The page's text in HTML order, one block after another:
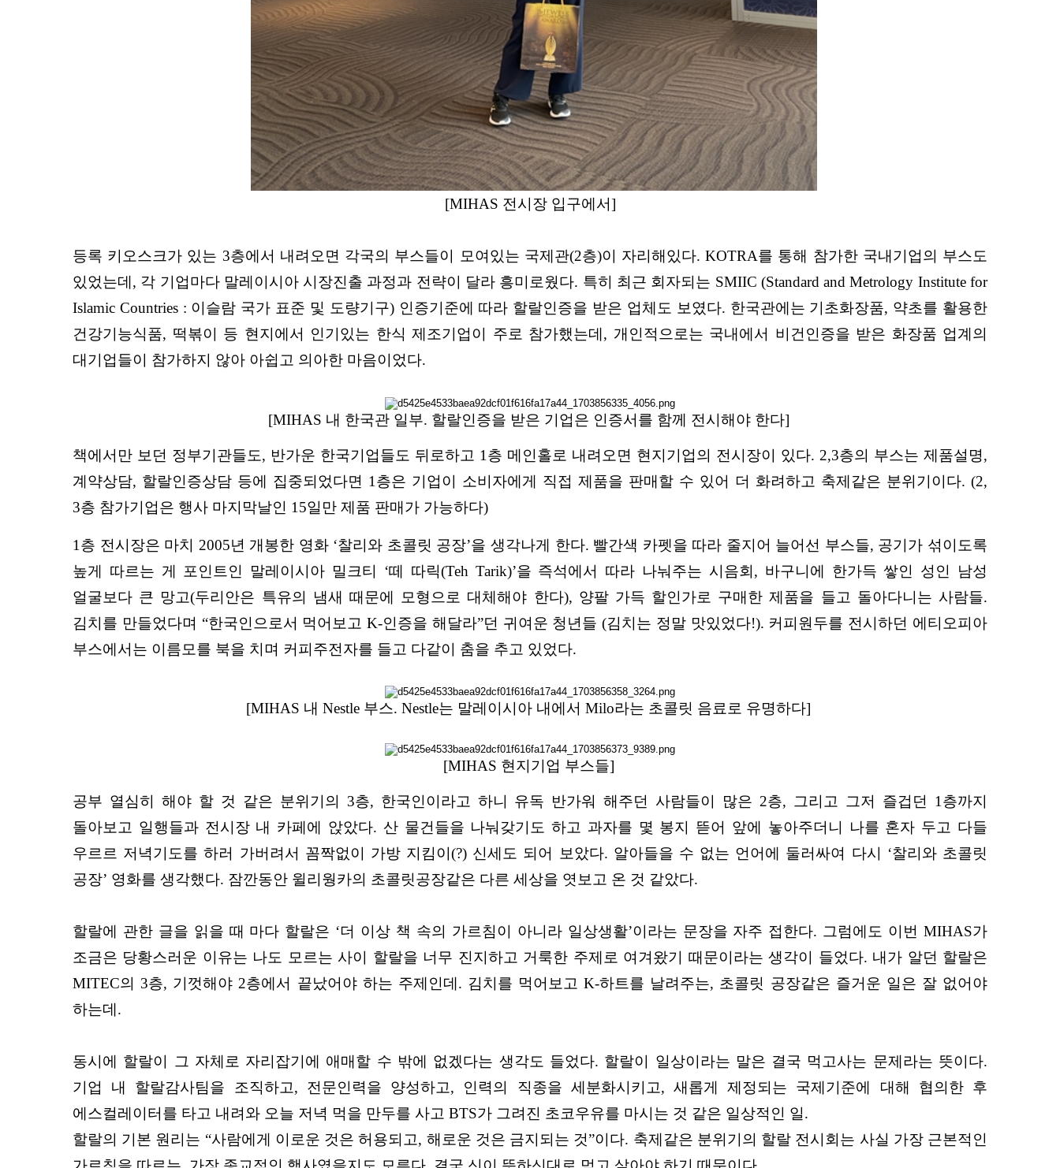
[MIHAS 전시장 입구에서]
등록 키오스크가 있는 3층에서 내려오면 각국의 부스들이 모여있는 국제관(2층)이 자리해있다. KOTRA를 통해 참가한 국내기업의 부스도
있었는데, 각 기업마다 말레이시아 시장진출 과정과 전략이 달라 흥미로웠다. 특히 최근 회자되는 SMIIC (Standard and Metrology Institute for
Islamic Countries : 이슬람 국가 표준 및 도량기구) 인증기준에 따라 할랄인증을 받은 업체도 보였다. 한국관에는 기초화장품, 약초를 활용한
건강기능식품, 떡볶이 등 현지에서 인기있는 한식 제조기업이 주로 참가했는데, 개인적으로는 국내에서 비건인증을 받은 화장품 업계의
대기업들이 참가하지 않아 아쉽고 의아한 마음이었다.
[MIHAS 내 한국관 일부. 할랄인증을 받은 기업은 인증서를 함께 전시해야 한다]
책에서만 보던 정부기관들도, 반가운 한국기업들도 뒤로하고 1층 메인홀로 내려오면 현지기업의 전시장이 있다. 2,3층의 부스는 제품설명,
계약상담, 할랄인증상담 등에 집중되었다면 1층은 기업이 소비자에게 직접 제품을 판매할 수 있어 더 화려하고 축제같은 분위기이다. (2,
3층 참가기업은 행사 마지막날인 15일만 제품 판매가 가능하다)
1층 전시장은 마치 2005년 개봉한 영화 ‘찰리와 초콜릿 공장’을 생각나게 한다. 빨간색 카펫을 따라 줄지어 늘어선 부스들, 공기가 섞이도록
높게 따르는 게 포인트인 말레이시아 밀크티 ‘떼 따릭(Teh Tarik)’을 즉석에서 따라 나눠주는 시음회, 바구니에 한가득 쌓인 성인 남성
얼굴보다 큰 망고(두리안은 특유의 냄새 때문에 모형으로 대체해야 한다), 양팔 가득 할인가로 구매한 제품을 들고 돌아다니는 사람들.
김치를 만들었다며 “한국인으로서 먹어보고 K-인증을 해달라”던 귀여운 청년들 (김치는 정말 맛있었다!). 커피원두를 전시하던 에티오피아
부스에서는 이름모를 북을 치며 커피주전자를 들고 다같이 춤을 추고 있었다.
[MIHAS 내 Nestle 부스. Nestle는 말레이시아 내에서 Milo라는 초콜릿 음료로 유명하다]
[MIHAS 현지기업 부스들]
공부 열심히 해야 할 것 같은 분위기의 3층, 한국인이라고 하니 유독 반가워 해주던 사람들이 많은 2층, 그리고 그저 즐겁던 1층까지
돌아보고 일행들과 전시장 내 카페에 앉았다. 산 물건들을 나눠갖기도 하고 과자를 몇 봉지 뜯어 앞에 놓아주더니 나를 혼자 두고 다들
우르르 저녁기도를 하러 가버려서 꼼짝없이 가방 지킴이(?) 신세도 되어 보았다. 알아들을 수 없는 언어에 둘러싸여 다시 ‘찰리와 초콜릿
공장’ 영화를 생각했다. 잠깐동안 윌리웡카의 초콜릿공장같은 다른 세상을 엿보고 온 것 같았다.
할랄에 관한 글을 읽을 때 마다 할랄은 ‘더 이상 책 속의 가르침이 아니라 일상생활’이라는 문장을 자주 접한다. 그럼에도 이번 MIHAS가
조금은 당황스러운 이유는 나도 모르는 사이 할랄을 너무 진지하고 거룩한 주제로 여겨왔기 때문이라는 생각이 들었다. 내가 알던 할랄은
MITEC의 3층, 기껏해야 2층에서 끝났어야 하는 주제인데. 김치를 먹어보고 K-하트를 날려주는, 초콜릿 공장같은 즐거운 일은 잘 없어야
하는데.
동시에 할랄이 그 자체로 자리잡기에 애매할 수 밖에 없겠다는 생각도 들었다. 할랄이 일상이라는 말은 결국 먹고사는 문제라는 뜻이다.
기업 내 할랄감사팀을 조직하고, 전문인력을 양성하고, 인력의 직종을 세분화시키고, 새롭게 제정되는 국제기준에 대해 협의한 후
에스컬레이터를 타고 내려와 오늘 저녁 먹을 만두를 사고 BTS가 그려진 초코우유를 마시는 것 같은 일상적인 일.
할랄의 기본 원리는 “사람에게 이로운 것은 허용되고, 해로운 것은 금지되는 것”이다. 축제같은 분위기의 할랄 전시회는 사실 가장 근본적인